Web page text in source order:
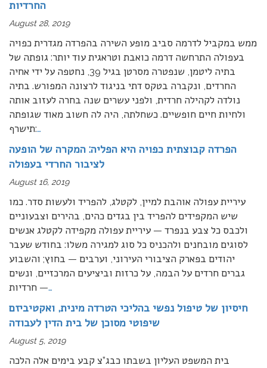
החרדיות
August 28, 2019
ממש במקביל לדרמה סביב מופע השירה בהפרדה מגדרית כפויה
בעפולה התרחשה דרמה כואבת וטראגית עוד יותר: גופתה של
בתיה ליטמן, שנפטרה מסרטן בגיל 39, נחטפה על ידי אחיה
החרדים, ונקברה בטקס דתי בניגוד לרצונה המפורש. בתיה
נולדה לקהילה חרדית, ולפני עשרים שנה בחרה לעזוב אותה
ולחיות חיים חופשיים. כשחלתה, היה לה חשוב מאוד שגופתה
תישרף:…
הפרדה קבוצתית כפויה היא הפליה: המקרה של הופעה
לציבור החרדי בעפולה
August 16, 2019
עיריית עפולה אוהבת למיין, לקטלג, להפריד ולעשות סדר. כמו
שיש המקפידים להפריד בין בגדים כהים, בהירים וצבעוניים
ולכבס כל צבע בנפרד — עיריית עפולה מקפידה לקטלג אנשים
לסוגים מובחנים ולהכניס כל סוג למגירה משלו: בחודש שעבר
יהודים בפארק הציבורי העירוני, וערבים — בחוץ; והשבוע
גברים חרדים על הבמה, על כרזות וביציעים המרכזיים, ונשים
חרדיות —…
חיסיון של טיפול נפשי בהליכי הטרדה מינית, ואקטיביזם
שיפוטי מסוכן של בית הדין לעבודה
August 5, 2019
בית המשפט העליון בשבתו כבג”צ קבע בימים אלה הלכה